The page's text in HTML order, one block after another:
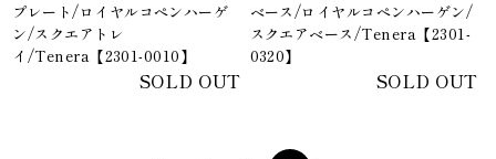
プレート/ロイヤルコペンハーゲ
ン/スクエアトレ
イ/Tenera【2301-0010】
SOLD OUT
ベース/ロイヤルコペンハーゲン/
スクエアベース/Tenera【2301-
0320】
SOLD OUT